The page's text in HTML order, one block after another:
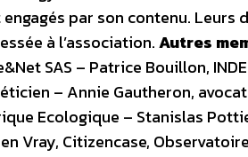
par son contenu. Leurs
à l’association.Autres
SAS – Patrice Bouillon,
– Annie Gautheron,
Ecologique – Stanislas
Vray, Citizencase,